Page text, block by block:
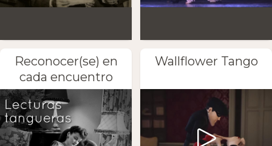
Reconocer(se) en
cada encuentro
Wallflower Tango